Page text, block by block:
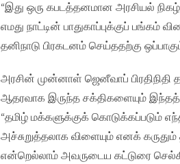
“இது ஒரு கபடத்தனமான அரசியல்
எமது நாட்டின் பாதுகாப்புக்குப் பங்கம்
தனிநாடு பிரகடனம் செய்ததற்கு
அரசின் முன்னாள் ஜெனீவாப் பிரதிநிதி
ஆதரவாக இருந்த சக்திகளையும் இந்தத்
“தமிழ் மக்களுக்குக் கொடுக்கப்படும்
அச்சுறுத்தலாக விளையும் எனக் கருதும்
என்றெல்லாம் அவருடைய கட்டுரை